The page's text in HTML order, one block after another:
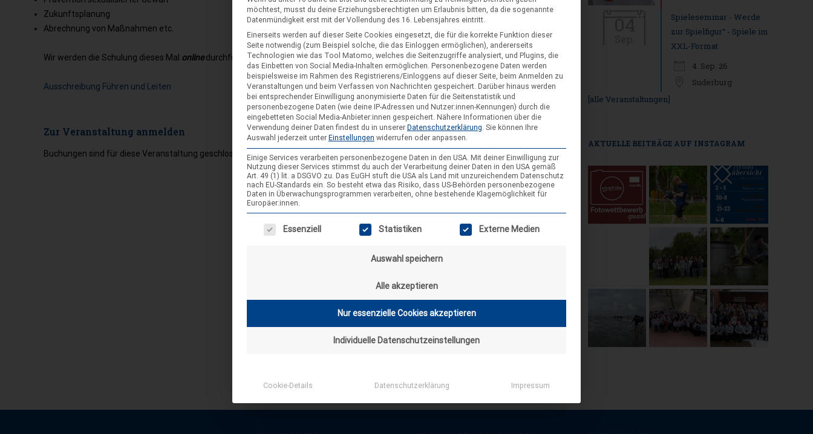
Zukunftsplanung
Abrechnung von Maßnahmen etc.
Wir werden die Schulung dieses Mal onlinedurchführen. Daher wirdkein Teilnahmebeitragerhoben.
Ausschreibung Führen und Leiten
Zur Veranstaltung anmelden
Buchungen sind für diese Veranstaltung geschlossen.
Spieleseminar - Werde
zur Spielfigur“ - Spiele im
XXL-Format
4. Sep. 26
Suderburg
[alle Veranstaltungen]
AKTUELLE BEITRÄGE AUF INSTAGRAM
möchtest, musst du deine Erziehungsberechtigten um Erlaubnis bitten, da die sogenannte
Datenmündigkeit erst mit der Vollendung des 16. Lebensjahres eintritt.
Einerseits werden auf dieser Seite Cookies eingesetzt, die für die korrekte Funktion dieser
Seite notwendig (zum Beispiel solche, die das Einloggen ermöglichen), andererseits
Technologien wie das Tool Matomo, welches die Seitenzugriffe analysiert, und Plugins, die
das Einbetten von Social Media-Inhalten ermöglichen. Personenbezogene Daten werden
beispielsweise im Rahmen des Registrierens/Einloggens auf dieser Seite, beim Anmelden zu
Veranstaltungen und beim Verfassen von Nachrichten gespeichert. Darüber hinaus werden
bei entsprechender Einwilligung anonymisierte Daten für die Seitenstatistik und
personenbezogene Daten (wie deine IP-Adressen und Nutzer:innen-Kennungen) durch die
eingebetteten Social Media-Anbieter:innen gespeichert. Nähere Informationen über die
Verwendung deiner Daten findest du in unserer Datenschutzerklärung Sie können Ihre
Auswahl jederzeit unter Einstellungen widerrufen oder anpassen.
Einige Services verarbeiten personenbezogene Daten in den USA. Mit deiner Einwilligung zur
Nutzung dieser Services stimmst du auch der Verarbeitung deiner Daten in den USA gemäß
Art. 49 (1) lit. a DSGVO zu. Das EuGH stuft die USA als Land mit unzureichendem Datenschutz
nach EU-Standards ein. So besteht etwa das Risiko, dass US-Behörden personenbezogene
Daten in Überwachungsprogrammen verarbeiten, ohne bestehende Klagemöglichkeit für
Europäer:innen.
Es folgt eine Liste der Service-Gruppen, für die eine Einwilligung erteilt werden kann. Die erste Service-Gruppe ist essenziell und kann nicht
Essenziell Statistiken Externe Medien
Auswahl speichern
Alle akzeptieren
Nur essenzielle Cookies akzeptieren
Individuelle Datenschutzeinstellungen
Cookie-Details Datenschutzerklärung Impressum